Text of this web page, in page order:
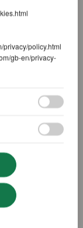
privacy/policy.html
gb-en/privacy-